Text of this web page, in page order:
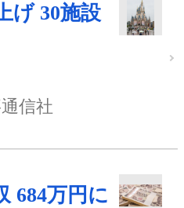
げ 30施設
信社
684万円に